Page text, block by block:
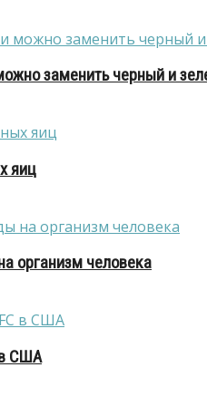
заменить черный и
яиц
организм человека
США